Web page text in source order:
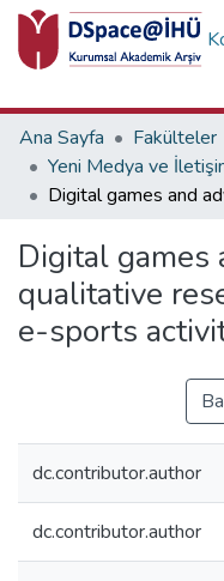
Ana Sayfa
Fakülteler
Digital games
qualitative
e-sports
dc.contributor.author
dc.contributor.author